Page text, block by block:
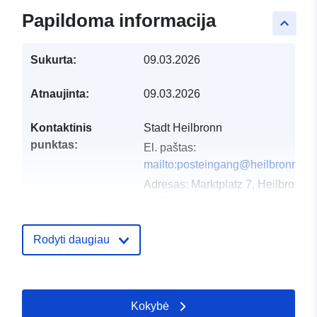
keyboard_arrow_up
Papildoma informacija
Sukurta: 09.03.2026
Atnaujinta: 09.03.2026
Kontaktinis
punktas:
Stadt Heilbronn
El. paštas:
mailto:posteingang@heilbronn.de
Adresas: Marktplatz 7, Heilbronn,
Katalogo įrašas:
Rodyti daugiau
Kokybė